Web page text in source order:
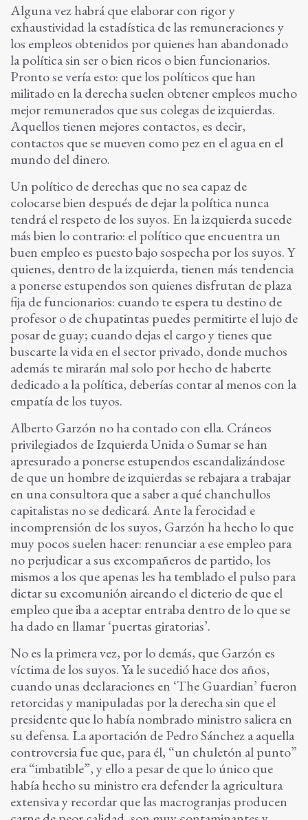
Alguna vez habrá que elaborar con rigor y
exhaustividad la estadística de las remuneraciones y
los empleos obtenidos por quienes han abandonado
la política sin ser o bien ricos o bien funcionarios.
Pronto se vería esto: que los políticos que han
militado en la derecha suelen obtener empleos mucho
mejor remunerados que sus colegas de izquierdas.
Aquellos tienen mejores contactos, es decir,
contactos que se mueven como pez en el agua en el
mundo del dinero.
Un político de derechas que no sea capaz de
colocarse bien después de dejar la política nunca
tendrá el respeto de los suyos. En la izquierda sucede
más bien lo contrario: el político que encuentra un
buen empleo es puesto bajo sospecha por los suyos. Y
quienes, dentro de la izquierda, tienen más tendencia
a ponerse estupendos son quienes disfrutan de plaza
fija de funcionarios: cuando te espera tu destino de
profesor o de chupatintas puedes permitirte el lujo de
posar de guay; cuando dejas el cargo y tienes que
buscarte la vida en el sector privado, donde muchos
además te mirarán mal solo por hecho de haberte
dedicado a la política, deberías contar al menos con la
empatía de los tuyos.
Alberto Garzón no ha contado con ella. Cráneos
privilegiados de Izquierda Unida o Sumar se han
apresurado a ponerse estupendos escandalizándose
de que un hombre de izquierdas se rebajara a trabajar
en una consultora que a saber a qué chanchullos
capitalistas no se dedicará. Ante la ferocidad e
incomprensión de los suyos, Garzón ha hecho lo que
muy pocos suelen hacer: renunciar a ese empleo para
no perjudicar a sus excompañeros de partido, los
mismos a los que apenas les ha temblado el pulso para
dictar su excomunión aireando el dicterio de que el
empleo que iba a aceptar entraba dentro de lo que se
ha dado en llamar ‘puertas giratorias’.
No es la primera vez, por lo demás, que Garzón es
víctima de los suyos. Ya le sucedió hace dos años,
cuando unas declaraciones en ‘The Guardian’ fueron
retorcidas y manipuladas por la derecha sin que el
presidente que lo había nombrado ministro saliera en
su defensa. La aportación de Pedro Sánchez a aquella
controversia fue que, para él, “un chuletón al punto”
era “imbatible”, y ello a pesar de que lo único que
había hecho su ministro era defender la agricultura
extensiva y recordar que las macrogranjas producen